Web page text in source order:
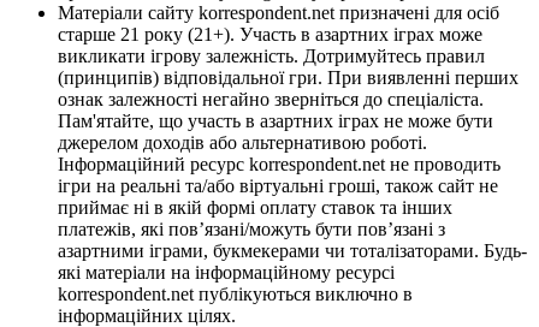
Матеріали сайту korrespondent.net призначені для осіб
старше 21 року (21+). Участь в азартних іграх може
викликати ігрову залежність. Дотримуйтесь правил
(принципів) відповідальної гри. При виявленні перших
ознак залежності негайно зверніться до спеціаліста.
Пам'ятайте, що участь в азартних іграх не може бути
джерелом доходів або альтернативою роботі.
Інформаційний ресурс korrespondent.net не проводить
ігри на реальні та/або віртуальні гроші, також сайт не
приймає ні в якій формі оплату ставок та інших
платежів, які пов’язані/можуть бути пов’язані з
азартними іграми, букмекерами чи тоталізаторами. Будь-
які матеріали на інформаційному ресурсі
korrespondent.net публікуються виключно в
інформаційних цілях.